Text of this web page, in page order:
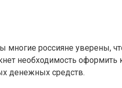
россияне уверены,
необходимость
денежных средств.